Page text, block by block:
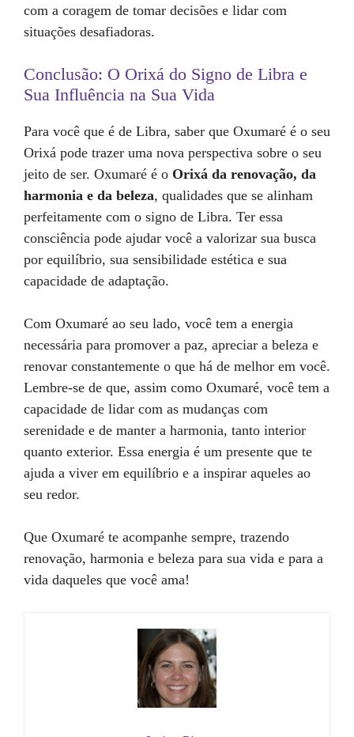
com a coragem de tomar decisões e lidar com
situações desafiadoras.
Conclusão: O Orixá do Signo de Libra e
Sua Influência na Sua Vida
Para você que é de Libra, saber que Oxumaré é o seu
Orixá pode trazer uma nova perspectiva sobre o seu
jeito de ser. Oxumaré é o Orixá da renovação, da
harmonia e da beleza, qualidades que se alinham
perfeitamente com o signo de Libra. Ter essa
consciência pode ajudar você a valorizar sua busca
por equilíbrio, sua sensibilidade estética e sua
capacidade de adaptação.
Com Oxumaré ao seu lado, você tem a energia
necessária para promover a paz, apreciar a beleza e
renovar constantemente o que há de melhor em você.
Lembre-se de que, assim como Oxumaré, você tem a
capacidade de lidar com as mudanças com
serenidade e de manter a harmonia, tanto interior
quanto exterior. Essa energia é um presente que te
ajuda a viver em equilíbrio e a inspirar aqueles ao
seu redor.
Que Oxumaré te acompanhe sempre, trazendo
renovação, harmonia e beleza para sua vida e para a
vida daqueles que você ama!